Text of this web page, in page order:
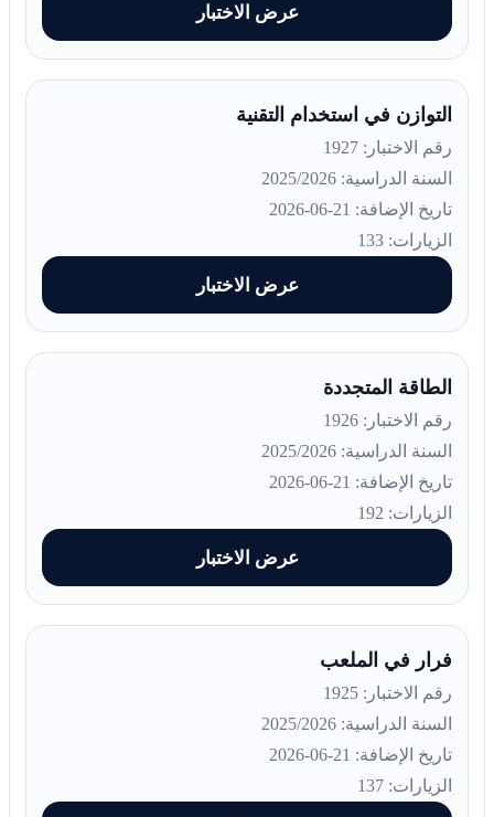
عرض الاختبار
التوازن في استخدام التقنية
رقم الاختبار: 1927
السنة الدراسية: 2025/2026
تاريخ الإضافة: 21-06-2026
الزيارات: 133
عرض الاختبار
الطاقة المتجددة
رقم الاختبار: 1926
السنة الدراسية: 2025/2026
تاريخ الإضافة: 21-06-2026
الزيارات: 192
عرض الاختبار
فرار في الملعب
رقم الاختبار: 1925
السنة الدراسية: 2025/2026
تاريخ الإضافة: 21-06-2026
الزيارات: 137